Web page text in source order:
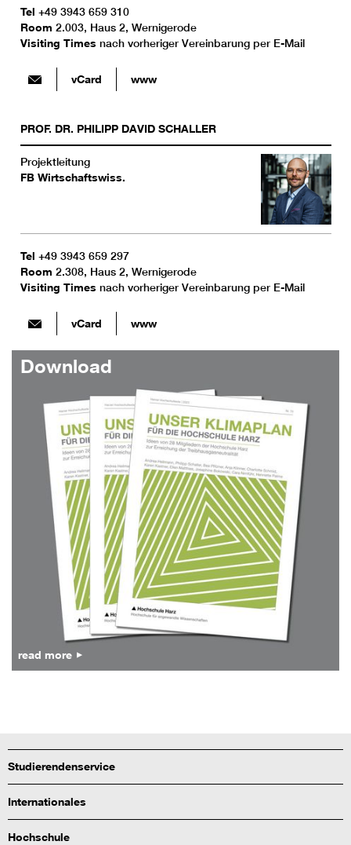
Tel +49 3943 659 310
Room 2.003, Haus 2, Wernigerode
Visiting Times nach vorheriger Vereinbarung per E-Mail
vCard www
PROF. DR. PHILIPP DAVID SCHALLER
Projektleitung
FB Wirtschaftswiss.
Tel +49 3943 659 297
Room 2.308, Haus 2, Wernigerode
Visiting Times nach vorheriger Vereinbarung per E-Mail
vCard www
Download
read more
Studierendenservice
Internationales
Hochschule